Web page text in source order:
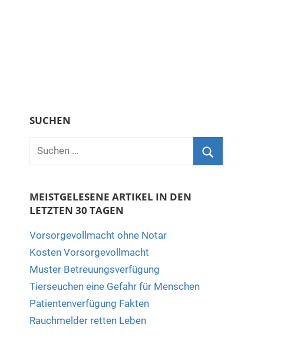
SUCHEN
MEISTGELESENE ARTIKEL IN DEN
LETZTEN 30 TAGEN
Vorsorgevollmacht ohne Notar
Kosten Vorsorgevollmacht
Muster Betreuungsverfügung
Tierseuchen eine Gefahr für Menschen
Patientenverfügung Fakten
Rauchmelder retten Leben